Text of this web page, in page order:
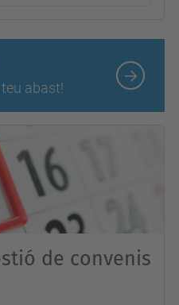
abast!
de convenis